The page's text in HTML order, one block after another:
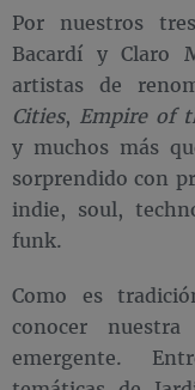
Por nuestros
Bacardí y Claro
artistas de
Cities, Empire of
y muchos más
sorprendido con
indie, soul,
funk.
Como es
conocer
emergente.